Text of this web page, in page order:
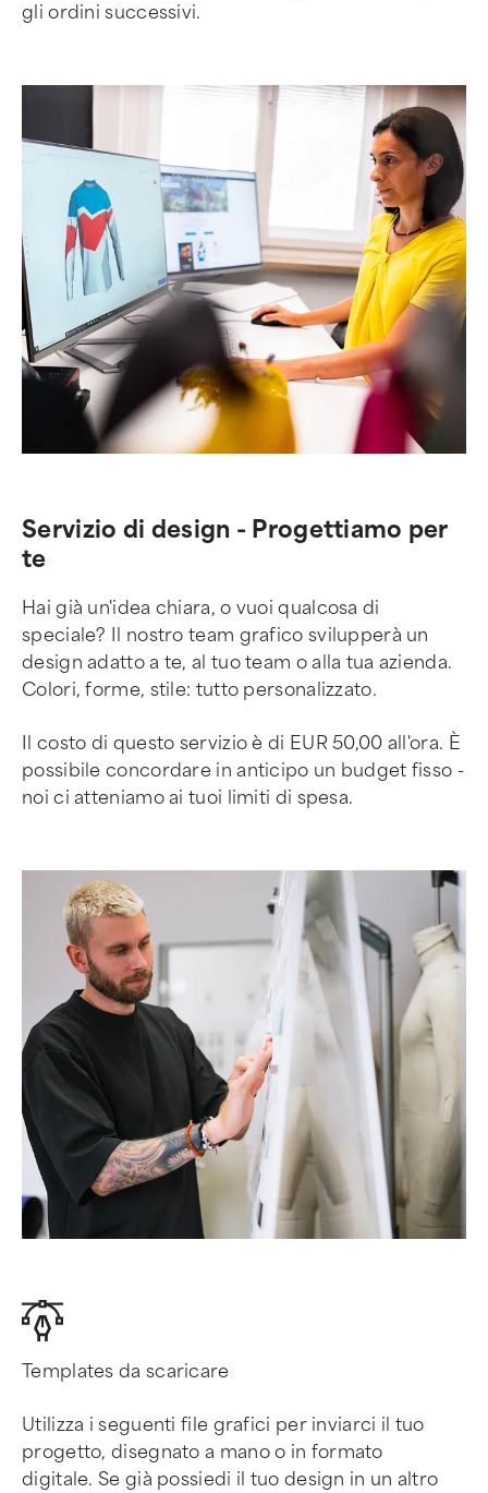
gli ordini successivi.
Servizio di design - Progettiamo per
te
Hai già un'idea chiara, o vuoi qualcosa di
speciale? Il nostro team grafico svilupperà un
design adatto a te, al tuo team o alla tua azienda.
Colori, forme, stile: tutto personalizzato.
Il costo di questo servizio è di EUR 50,00 all'ora. È
possibile concordare in anticipo un budget fisso -
noi ci atteniamo ai tuoi limiti di spesa.
Templates da scaricare
Utilizza i seguenti file grafici per inviarci il tuo
progetto, disegnato a mano o in formato
digitale. Se già possiedi il tuo design in un altro